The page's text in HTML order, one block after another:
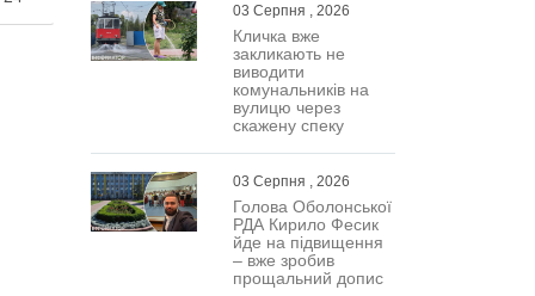
03 Серпня , 2026
Кличка вже
закликають не
виводити
комунальників на
вулицю через
скажену спеку
03 Серпня , 2026
Голова Оболонської
РДА Кирило Фесик
йде на підвищення
– вже зробив
прощальний допис